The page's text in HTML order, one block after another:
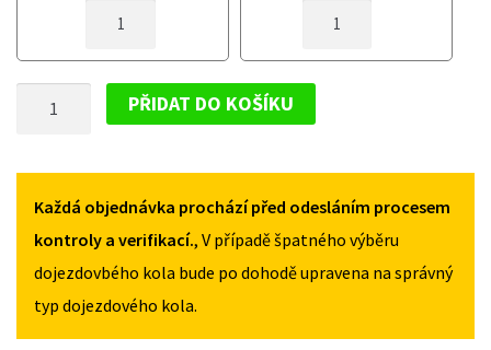
KOLESO
2006-
70R19
MNOŽSTVÍ
KOLESO
2006-
70R19
MNOŽSTVÍ
S8
2006-
70R19
PŘIDAT DO KOŠÍKU
Každá objednávka prochází před odesláním procesem
kontroly a verifikací., V případě špatného výběru
dojezdovbého kola bude po dohodě upravena na správný
typ dojezdového kola.